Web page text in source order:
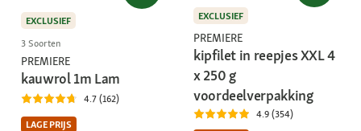
EXCLUSIEF
3 Soorten
PREMIERE
kauwrol 1m Lam
4.7 (162)
LAGE PRIJS
EXCLUSIEF
PREMIERE
kipfilet in reepjes XXL 4
x 250 g
voordeelverpakking
4.9 (354)